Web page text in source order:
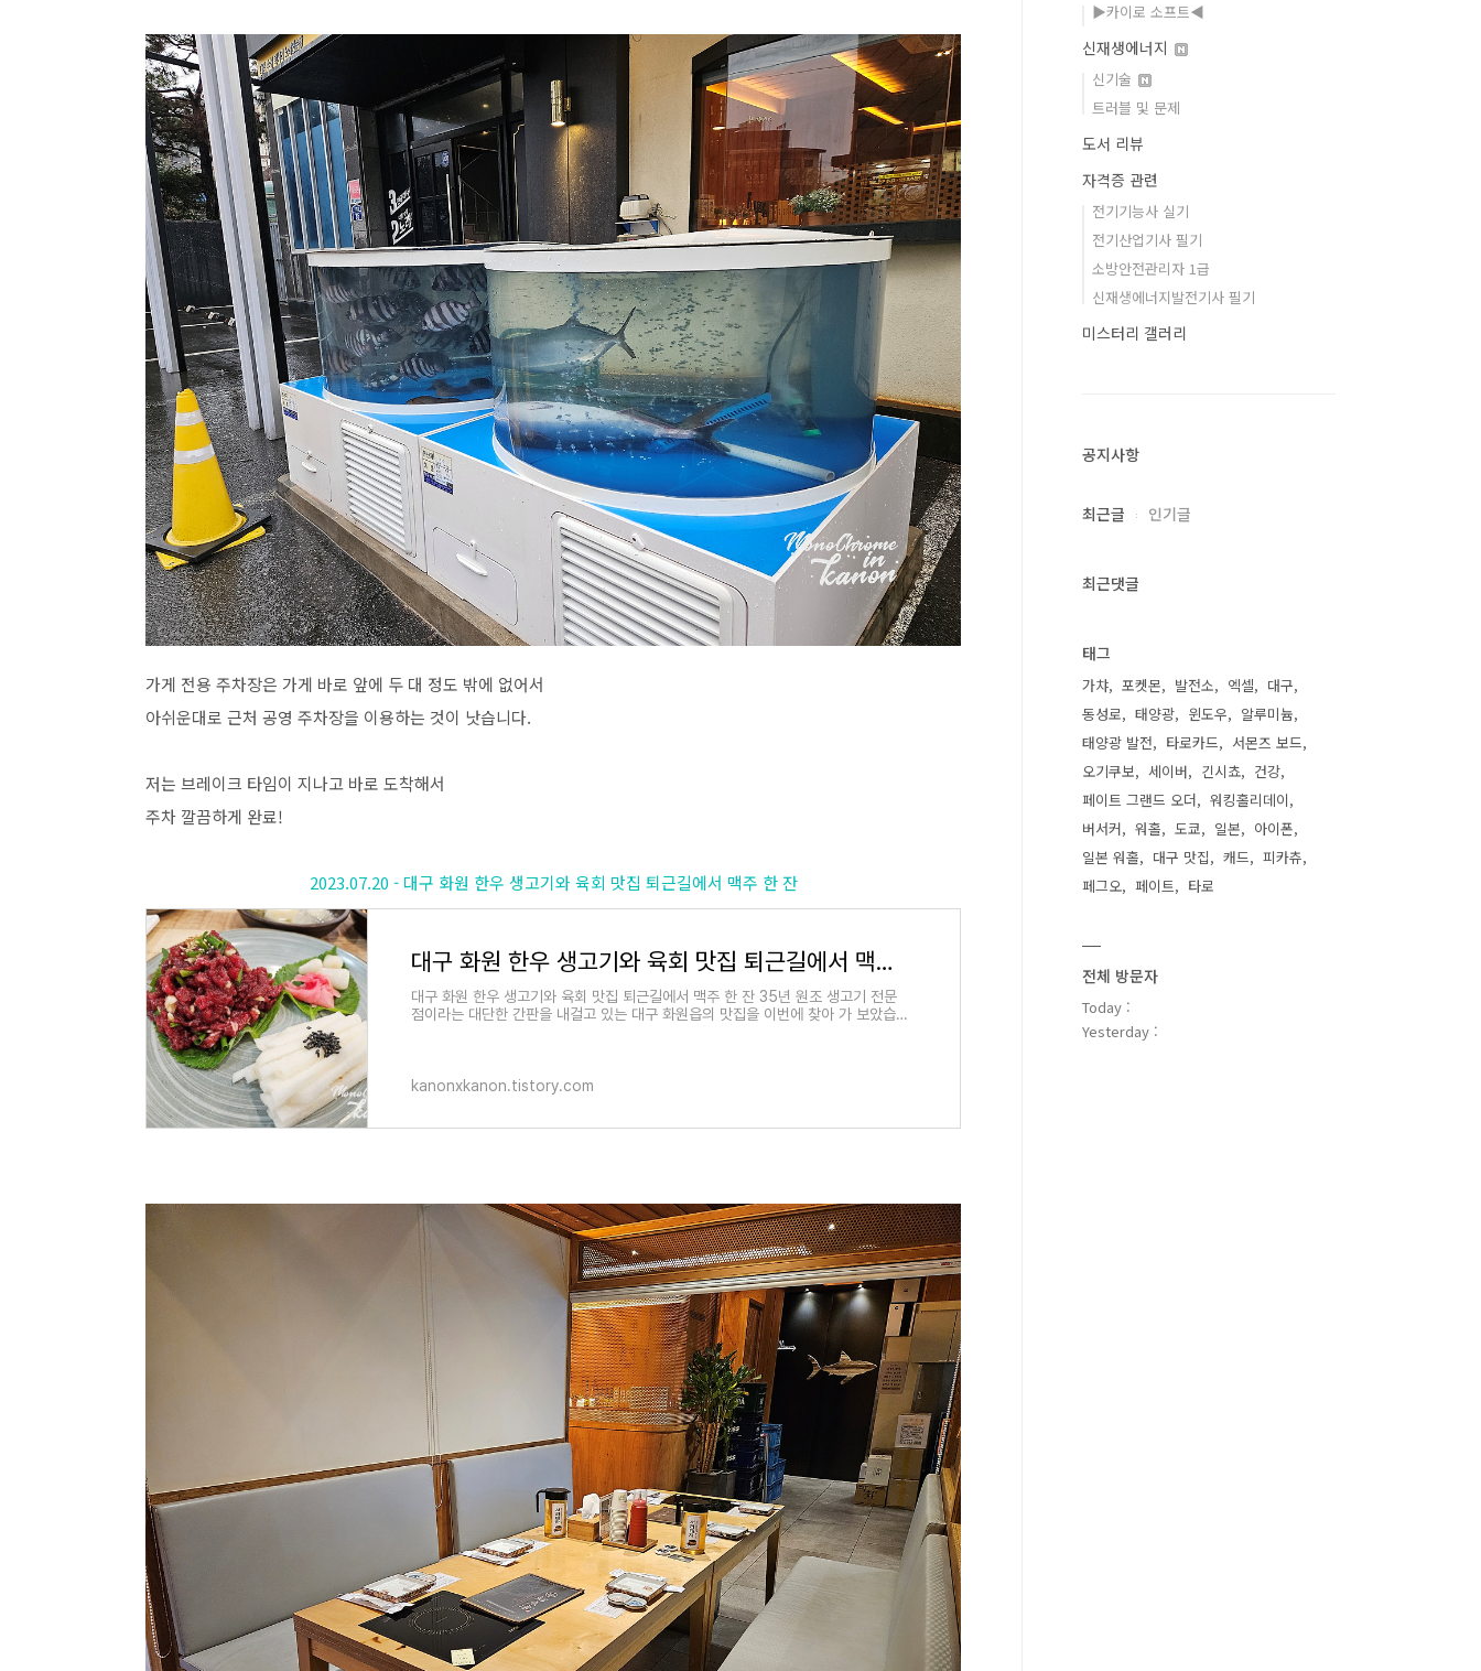
가게 전용 주차장은 가게 바로 앞에 두 대 정도 밖에 없어서
아쉬운대로 근처 공영 주차장을 이용하는 것이 낫습니다.
저는 브레이크 타임이 지나고 바로 도착해서
주차 깔끔하게 완료!
2023.07.20 - 대구 화원 한우 생고기와 육회 맛집 퇴근길에서 맥주 한 잔
대구 화원 한우 생고기와 육회 맛집 퇴근길에서 맥주 한 잔
대구 화원 한우 생고기와 육회 맛집 퇴근길에서 맥주 한 잔 35년 원조 생고기 전문
점이라는 대단한 간판을 내걸고 있는 대구 화원읍의 맛집을 이번에 찾아 가 보았습니
kanonxkanon.tistory.com
▶카이로 소프트◀
신재생에너지
신기술
트러블 및 문제
도서 리뷰
자격증 관련
전기기능사 실기
전기산업기사 필기
소방안전관리자 1급
신재생에너지발전기사 필기
미스터리 갤러리
공지사항
최근글 인기글
최근댓글
태그
가챠 포켓몬 발전소 엑셀
대구
동성로
태양광 윈도우
알루미늄
태양광 발전
타로카드
서몬즈 보드
오기쿠보
세이버 긴시쵸
건강
페이트 그랜드 오더
워킹홀리데이
버서커
워홀 도쿄 일본
아이폰
일본 워홀
대구 맛집 캐드
피카츄
페그오
페이트 타로
전체 방문자
Today :
Yesterday :